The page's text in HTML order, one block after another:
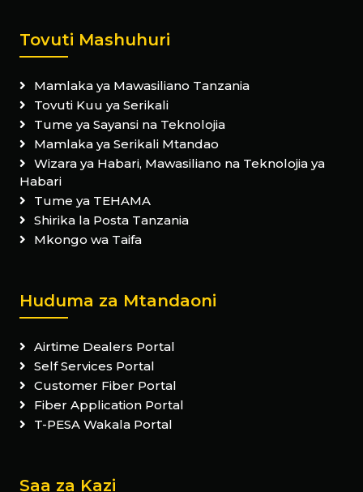
Tovuti Mashuhuri
Mamlaka ya Mawasiliano Tanzania
Tovuti Kuu ya Serikali
Tume ya Sayansi na Teknolojia
Mamlaka ya Serikali Mtandao
Wizara ya Habari, Mawasiliano na Teknolojia ya
Habari
Tume ya TEHAMA
Shirika la Posta Tanzania
Mkongo wa Taifa
Huduma za Mtandaoni
Airtime Dealers Portal
Self Services Portal
Customer Fiber Portal
Fiber Application Portal
T-PESA Wakala Portal
Saa za Kazi